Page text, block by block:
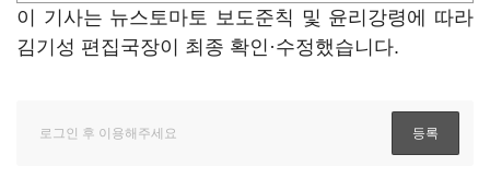
이 기사는 뉴스토마토 보도준칙 및 윤리강령에 따라
김기성 편집국장이 최종 확인·수정했습니다.